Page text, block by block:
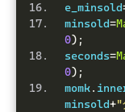
e_minsold
minsold=
0);
seconds=
0);
momk.
minsold+"